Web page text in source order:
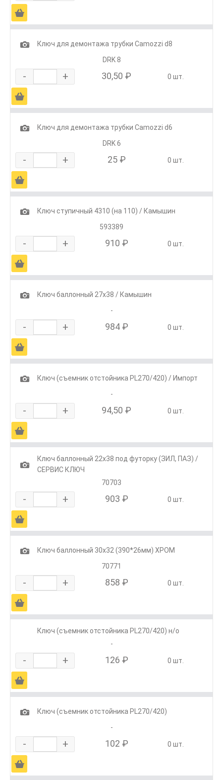
Ä
1
Ключ для демонтажа трубки Camozzi d8
DRK 8
- + 30,50 ₽ 0 шт.
Ä
1
Ключ для демонтажа трубки Camozzi d6
DRK 6
- + 25 ₽ 0 шт.
Ä
1
Ключ ступичный 4310 (на 110) / Камышин
593389
- + 910 ₽ 0 шт.
Ä
1
Ключ баллонный 27х38 / Камышин
-
- + 984 ₽ 0 шт.
Ä
1
Ключ (съемник отстойника PL270/420) / Импорт
-
- + 94,50 ₽ 0 шт.
Ä
1
Ключ баллонный 22х38 под футорку (ЗИЛ, ПАЗ) /
СЕРВИС КЛЮЧ
70703
- + 903 ₽ 0 шт.
Ä
1
Ключ баллонный 30х32 (390*26мм) ХРОМ
70771
- + 858 ₽ 0 шт.
Ä
Ключ (съемник отстойника PL270/420) н/о
-
- + 126 ₽ 0 шт.
Ä
1
Ключ (съемник отстойника PL270/420)
-
- + 102 ₽ 0 шт.
Ä